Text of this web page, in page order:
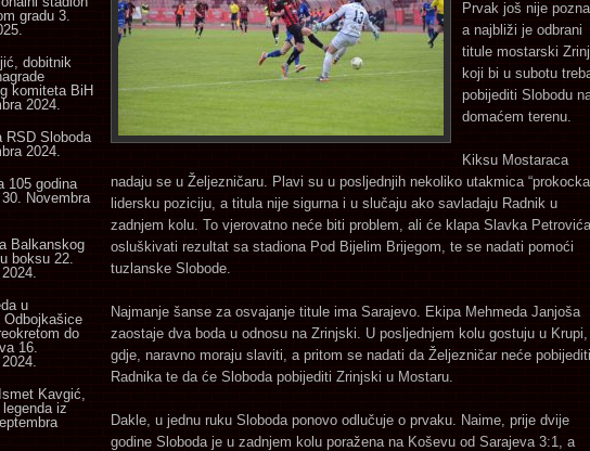
Prvak još nije
a najbliži je odbrani
titule mostarski
koji bi u subotu
pobijediti Slobodu
domaćem terenu.
Kiksu Mostaraca
nadaju se u Željezničaru. Plavi su u posljednjih nekoliko utakmica
lidersku poziciju, a titula nije sigurna i u slučaju ako savladaju Radnik u
zadnjem kolu. To vjerovatno neće biti problem, ali će klapa Slavka Petrovića
osluškivati rezultat sa stadiona Pod Bijelim Brijegom, te se nadati pomoći
tuzlanske Slobode.
Najmanje šanse za osvajanje titule ima Sarajevo. Ekipa Mehmeda Janjoša
zaostaje dva boda u odnosu na Zrinjski. U posljednjem kolu gostuju u Krupi,
gdje, naravno moraju slaviti, a pritom se nadati da Željezničar neće pobijediti
Radnika te da će Sloboda pobijediti Zrinjski u Mostaru.
Dakle, u jednu ruku Sloboda ponovo odlučuje o prvaku. Naime, prije dvije
godine Sloboda je u zadnjem kolu poražena na Koševu od Sarajeva 3:1, a
gradu 3.
dobitnik
komiteta BiH
2024.
RSD Sloboda
2024.
105 godina
30. Novembra
Balkanskog
boksu 22.
u
do
16.
Kavgić,
iz